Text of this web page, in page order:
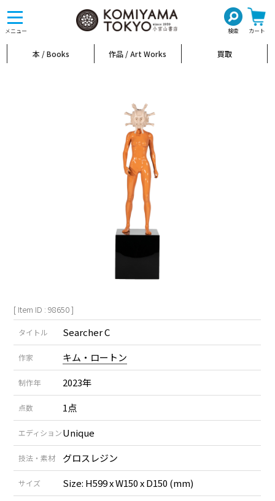
メニュー 検索 カート
toggle
navigation
本 / Books 作品 / Art Works 買取
[ Item ID : 98650 ]
タイトル Searcher C
作家 キム・ロートン
制作年 2023年
点数 1点
エディションUnique
技法・素材 グロスレジン
サイズ Size: H599 x W150 x D150 (mm)